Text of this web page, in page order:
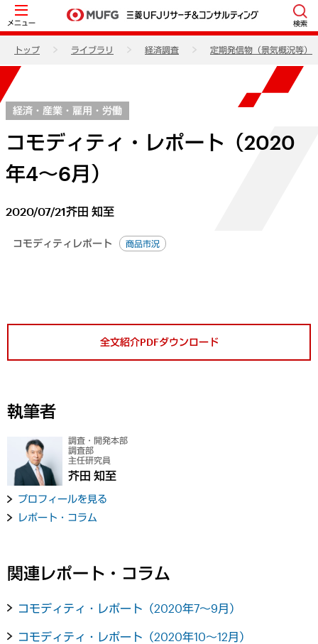
メニュー 検索
トップ ライブラリ 経済調査 定期発信物（景気概況等）
経済・産業・雇用・労働
コモディティ・レポート（2020
年4～6月）
2020/07/21芥田 知至
コモディティレポート 商品市況
全文紹介PDFダウンロード
執筆者
調査・開発本部
調査部
主任研究員
芥田 知至
プロフィールを見る
レポート・コラム
関連レポート・コラム
コモディティ・レポート（2020年7～9月）
コモディティ・レポート（2020年10～12月）